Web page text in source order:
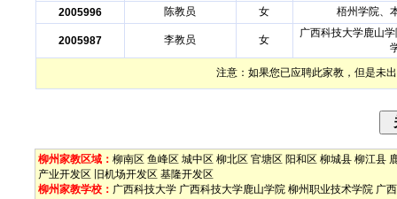
2005996
陈教员 女 梧州学院、
2005987 李教员 女
广西科技大学鹿山
注意：如果您已应聘此家教，但是未
柳州家教区域： 柳南区 鱼峰区 城中区 柳北区 官塘区 阳和区 柳城县 柳江县
产业开发区
旧机场开发区 基隆开发区
柳州家教学校： 广西科技大学 广西科技大学鹿山学院 柳州职业技术学院 广